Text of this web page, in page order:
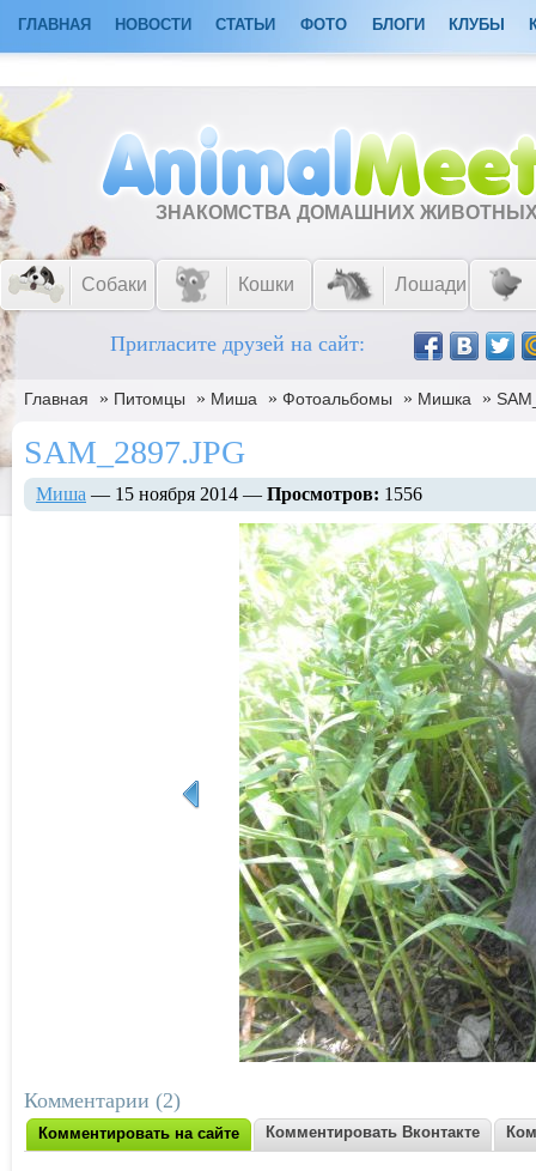
ГЛАВНАЯ НОВОСТИ СТАТЬИ ФОТО БЛОГИ КЛУБЫ
ЗНАКОМСТВА ДОМАШНИХ
Собаки Кошки Лошади
Пригласите друзей на сайт:
Главная » Питомцы » Миша » Фотоальбомы » Мишка »
SAM_2897.JPG
Миша — 15 ноября 2014 — Просмотров: 1556
Комментарии (2)
Комментировать на сайте Комментировать Вконтакте